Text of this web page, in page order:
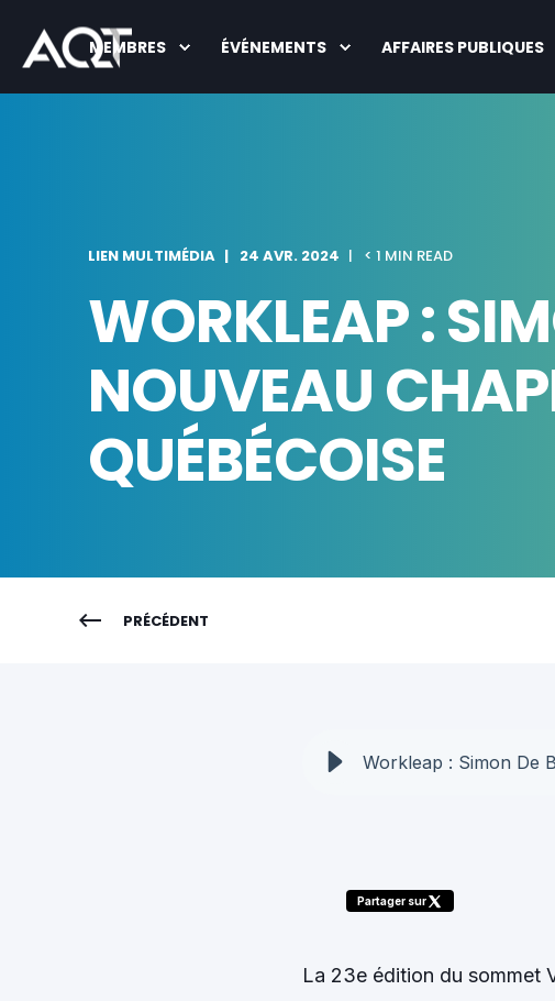
MEMBRES ÉVÉNEMENTS AFFAIRES PUBLIQUES
LIEN MULTIMÉDIA 24 AVR. 2024 < 1 MIN READ
WORKLEAP :
NOUVEAU
QUÉBÉCOISE
PRÉCÉDENT
Partager sur
La 23e édition du sommet